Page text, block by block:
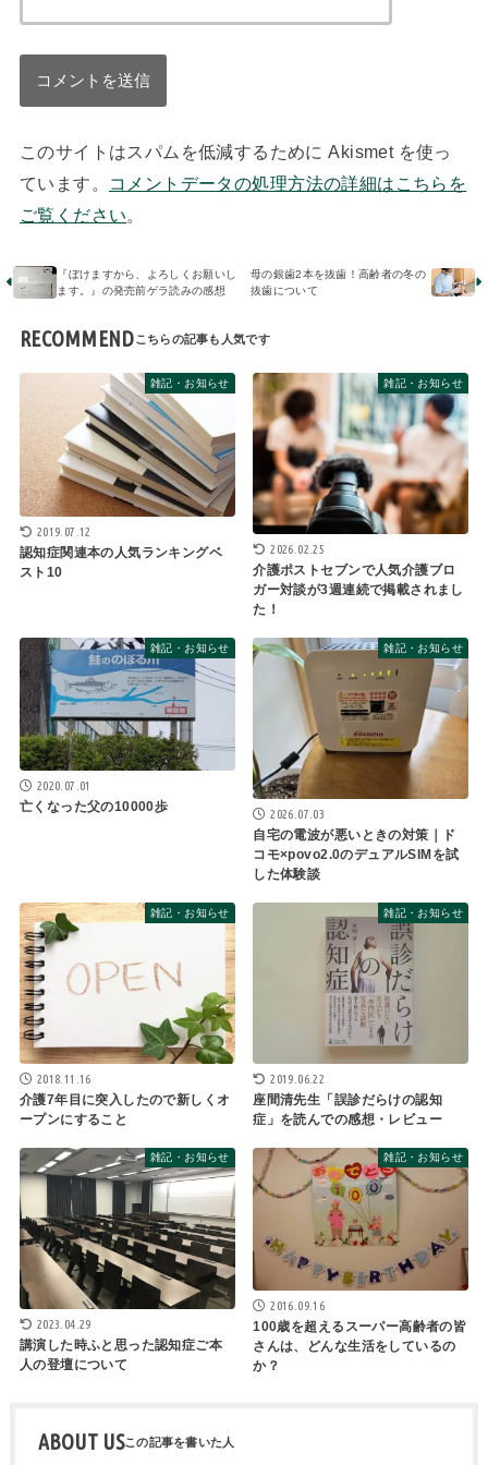
このサイトはスパムを低減するために Akismet を使っ
ています。
コメントデータの処理方法の詳細はこちらを
ご覧ください。
『ぼけますから、よろしくお願いし
ます。』の発売前ゲラ読みの感想
母の銀歯2本を抜歯！高齢者の冬の
抜歯について
RECOMMEND
雑記・お知らせ
2019.07.12
認知症関連本の人気ランキングベ
スト10
雑記・お知らせ
2026.02.25
介護ポストセブンで人気介護ブロ
ガー対談が3週連続で掲載されまし
た！
雑記・お知らせ
2020.07.01
亡くなった父の10000歩
雑記・お知らせ
2026.07.03
自宅の電波が悪いときの対策｜ド
コモ×povo2.0のデュアルSIMを試
した体験談
雑記・お知らせ
2018.11.16
介護7年目に突入したので新しくオ
ープンにすること
雑記・お知らせ
2019.06.22
座間清先生「誤診だらけの認知
症」を読んでの感想・レビュー
雑記・お知らせ
2023.04.29
講演した時ふと思った認知症ご本
人の登壇について
雑記・お知らせ
2016.09.16
100歳を超えるスーパー高齢者の皆
さんは、どんな生活をしているの
か？
ABOUT US